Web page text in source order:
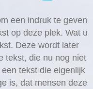
een indruk te geven
op deze plek. Wat u
Deze wordt later
tekst, die nu nog niet
tekst die eigenlijk
is, dat mensen deze